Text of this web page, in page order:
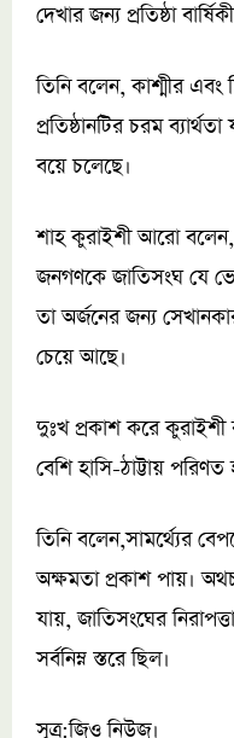
দেখার জন্য প্রতিষ্ঠা
তিনি বলেন, কাশ্মীর এবং
প্রতিষ্ঠানটির চরম
বয়ে চলেছে।
শাহ কুরাইশী আরো বলেন,
জনগণকে জাতিসংঘ যে
তা অর্জনের জন্য
চেয়ে আছে।
দুঃখ প্রকাশ করে
বেশি হাসি-ঠাট্টায় পরিণত
তিনি বলেন,সামর্থ্যের
অক্ষমতা প্রকাশ পায়।
যায়, জাতিসংঘের
সর্বনিম্ন স্তরে ছিল।
সূত্র:জিও নিউজ।